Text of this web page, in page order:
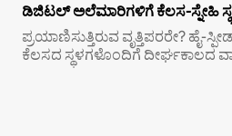
ಡಿಜಿಟಲ್ ಅಲೆಮಾರಿಗಳಿಗೆ ಕೆಲಸ-ಸ್ನೇಹಿ
ಪ್ರಯಾಣಿಸುತ್ತಿರುವ ವೃತ್ತಿಪರರೇ? ಹೈ-
ಕೆಲಸದ ಸ್ಥಳಗಳೊಂದಿಗೆ ದೀರ್ಘಕಾಲದ